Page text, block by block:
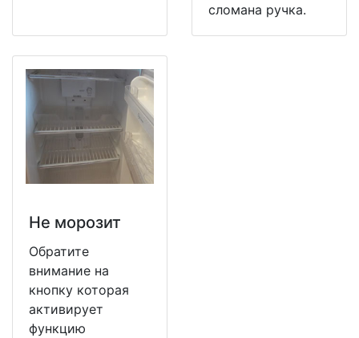
сломана ручка.
Не морозит
Обратите
внимание на
кнопку которая
активирует
функцию